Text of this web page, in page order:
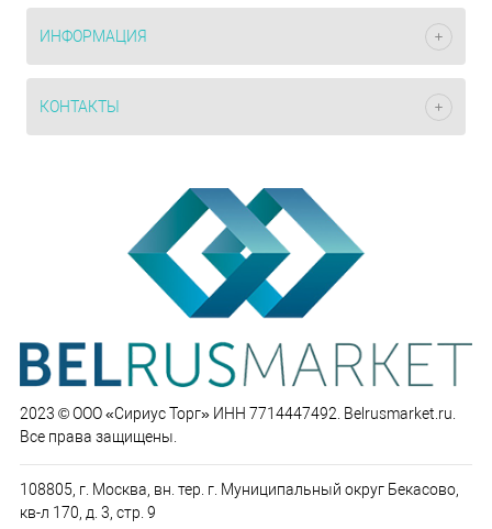
ИНФОРМАЦИЯ
КОНТАКТЫ
2023 © ООО «Сириус Торг» ИНН 7714447492. Belrusmarket.ru.
Все права защищены.
108805, г. Москва, вн. тер. г. Муниципальный округ Бекасово,
кв-л 170, д. 3, стр. 9